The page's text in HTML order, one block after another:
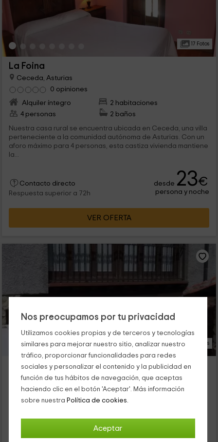
Nos preocupamos por tu privacidad
Utilizamos cookies propias y de terceros y tecnologías
similares para mejorar nuestro sitio, analizar nuestro
tráfico, proporcionar funcionalidades para redes
sociales y personalizar el contenido y la publicidad en
función de tus hábitos de navegación, que aceptas
haciendo clic en el botón 'Aceptar'. Más información
sobre nuestra Política de cookies.
Aceptar
17 Fotos
La Foina
Ceceda, Asturias
0 opiniones
Alquiler íntegro
2 habitaciones
4 personas
2 baños
Nuestra casa rural se encuentra ubicada en Ceceda, una villa
perteneciente a la comunidad autónoma de Asturias. Con un
aforo máximo para 4 personas, esta castiza vivienda mantiene
la...
Contacto directo
Respuesta superior a 72h
desde 23€
persona y noche
VER OFERTA
17 Fotos
Casa rural en Ceceda
Ceceda, Asturias
0 opiniones
Alquiler íntegro
2 habitaciones
Esta casa rural se ubica en Ceceda una de las aldea del
concejo asturiano de Nava que se encuentra en pleno